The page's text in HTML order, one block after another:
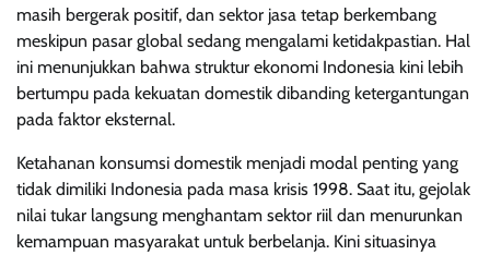
masih bergerak positif, dan sektor jasa tetap berkembang
meskipun pasar global sedang mengalami ketidakpastian. Hal
ini menunjukkan bahwa struktur ekonomi Indonesia kini lebih
bertumpu pada kekuatan domestik dibanding ketergantungan
pada faktor eksternal.
Ketahanan konsumsi domestik menjadi modal penting yang
tidak dimiliki Indonesia pada masa krisis 1998. Saat itu, gejolak
nilai tukar langsung menghantam sektor riil dan menurunkan
kemampuan masyarakat untuk berbelanja. Kini situasinya